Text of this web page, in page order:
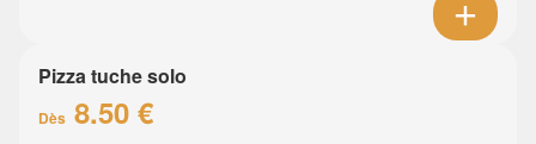
Pizza tuche solo
Dès 8.50 €